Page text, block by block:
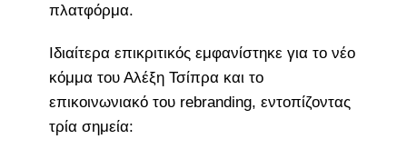
πλατφόρμα.
Ιδιαίτερα επικριτικός εμφανίστηκε για το νέο
κόμμα του Αλέξη Τσίπρα και το
επικοινωνιακό του rebranding, εντοπίζοντας
τρία σημεία: